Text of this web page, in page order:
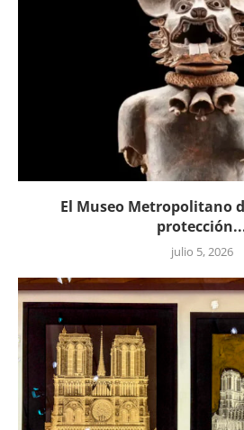
El Museo Metropolitano
julio 5, 2026